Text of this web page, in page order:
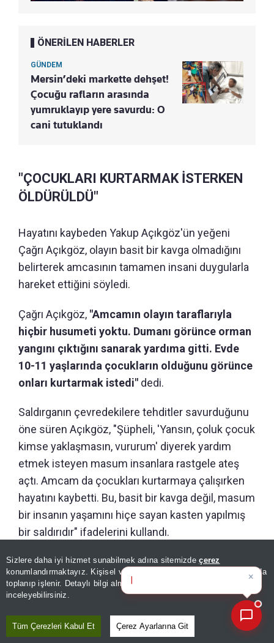
Sizlere daha iyi hizmet sunabilmek adına sitemizdeçerez
konumlandırmaktayız. Kişisel verileriniz, KVKK ve GDPR kapsamında
toplanıp işlenir. Detaylı bilgi almak için
inceleyebilirsiniz.
Tüm Çerezleri Kabul Et Çerez Ayarlarına Git
ÖNERİLEN HABERLER
GÜNDEM
Mersin’deki markette dehşet!
Çocuğu rafların arasında
yumruklayıp yere savurdu: O
cani tutuklandı
"ÇOCUKLARI KURTARMAK İSTERKEN
ÖLDÜRÜLDÜ"
Hayatını kaybeden Yakup Açıkgöz'ün yeğeni
Çağrı Açıkgöz, olayın basit bir kavga olmadığını
belirterek amcasının tamamen insani duygularla
hareket ettiğini söyledi.
Çağrı Açıkgöz, "Amcamın olayın taraflarıyla
hiçbir husumeti yoktu. Dumanı görünce orman
yangını çıktığını sanarak yardıma gitti. Evde
10-11 yaşlarında çocukların olduğunu görünce
onları kurtarmak istedi" dedi.
Saldırganın çevredekilere tehditler savurduğunu
öne süren Açıkgöz, "Şüpheli, 'Yansın, çoluk çocuk
kimse yaklaşmasın, vururum' diyerek yardım
etmek isteyen masum insanlara rastgele ateş
açtı. Amcam da çocukları kurtarmaya çalışırken
hayatını kaybetti. Bu, basit bir kavga değil, masum
bir insanın yaşamını hiçe sayan kasten yapılmış
bir saldırıdır" ifadelerini kullandı.
Editör :SİNEM GÖNEN|Kaynak: İHLAS HABER AJANSI
Paylaş
Yayın Tarihi | 06 Ağustos, 2026 - 20:58
×
Bugünün öne çıkan manşetleri